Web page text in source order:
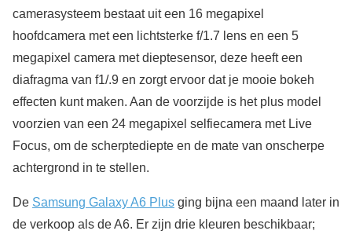
camerasysteem bestaat uit een 16 megapixel
hoofdcamera met een lichtsterke f/1.7 lens en een 5
megapixel camera met dieptesensor, deze heeft een
diafragma van f1/.9 en zorgt ervoor dat je mooie bokeh
effecten kunt maken. Aan de voorzijde is het plus model
voorzien van een 24 megapixel selfiecamera met Live
Focus, om de scherptediepte en de mate van onscherpe
achtergrond in te stellen.
De Samsung Galaxy A6 Plus ging bijna een maand later in
de verkoop als de A6. Er zijn drie kleuren beschikbaar;